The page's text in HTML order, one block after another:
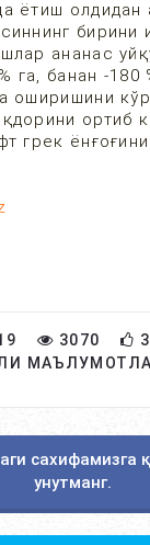
ётиш олдидан
бирини
ананас
га, банан -180
оширишини
ортиб
грек
3070
3
сахифамизга
унутманг.